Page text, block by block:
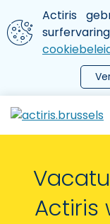
Aller au contenu
We gebruiken
Actiris
le menu
Actiris